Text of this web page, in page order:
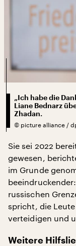
„Ich habe die
Liane Bednarz
Zhadan.
© picture alliance /
Sie sei 2022
gewesen,
im Grunde
russischen
spricht, die
verteidigen und
Weitere